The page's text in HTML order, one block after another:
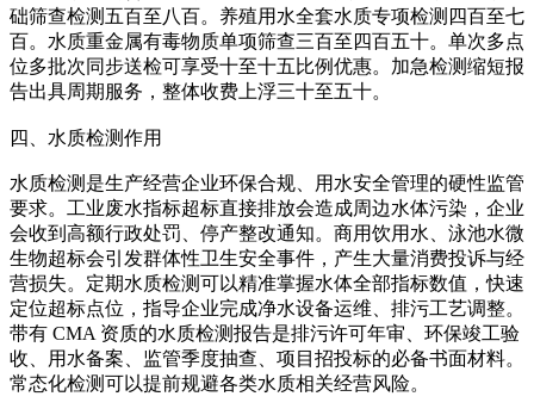
础筛查检测五百至八百。养殖用水全套水质专项检测四百至七
百。水质重金属有毒物质单项筛查三百至四百五十。单次多点
位多批次同步送检可享受十至十五比例优惠。加急检测缩短报
告出具周期服务，整体收费上浮三十至五十。
四、水质检测作用
水质检测是生产经营企业环保合规、用水安全管理的硬性监管
要求。工业废水指标超标直接排放会造成周边水体污染，企业
会收到高额行政处罚、停产整改通知。商用饮用水、泳池水微
生物超标会引发群体性卫生安全事件，产生大量消费投诉与经
营损失。定期水质检测可以精准掌握水体全部指标数值，快速
定位超标点位，指导企业完成净水设备运维、排污工艺调整。
带有 CMA 资质的水质检测报告是排污许可年审、环保竣工验
收、用水备案、监管季度抽查、项目招投标的必备书面材料。
常态化检测可以提前规避各类水质相关经营风险。